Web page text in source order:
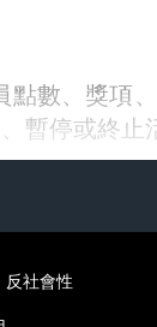
數、獎項
暫停或終止
社會性